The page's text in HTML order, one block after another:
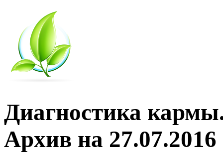
Диагностика
Архив на 27.07.2016